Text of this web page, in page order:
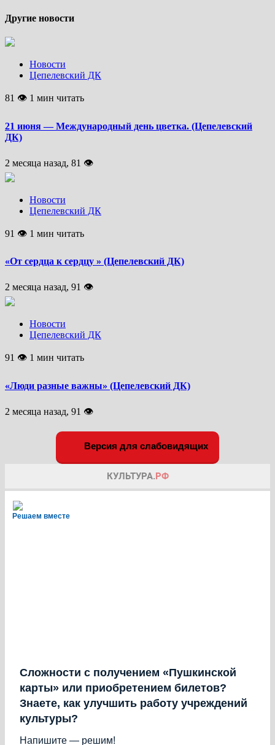
Другие новости
Новости
Цепелевский ДК
81 👁 1 мин читать
21 июня — Международный день цветка. (Цепелевский
ДК)
2 месяца назад, 81 👁
Новости
Цепелевский ДК
91 👁 1 мин читать
«От сердца к сердцу » (Цепелевский ДК)
2 месяца назад, 91 👁
Новости
Цепелевский ДК
91 👁 1 мин читать
«Люди разные важны» (Цепелевский ДК)
2 месяца назад, 91 👁
Версия для слабовидящих
Решаем вместе
Сложности с получением «Пушкинской
карты» или приобретением билетов?
Знаете, как улучшить работу учреждений
культуры?
Напишите — решим!